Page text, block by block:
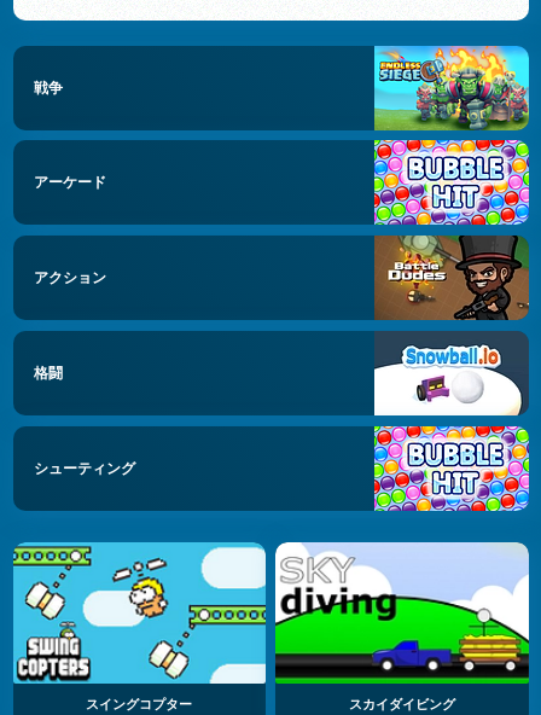
戦争
アーケード
アクション
格闘
シューティング
スイングコプター スカイダイビング